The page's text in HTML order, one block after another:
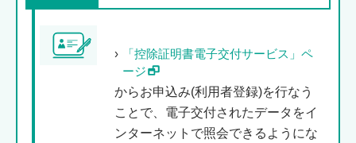
「控除証明書電子交付サービス」ペ
ージ
からお申込み(利用者登録)を行なう
ことで、電子交付されたデータをイ
ンターネットで照会できるようにな